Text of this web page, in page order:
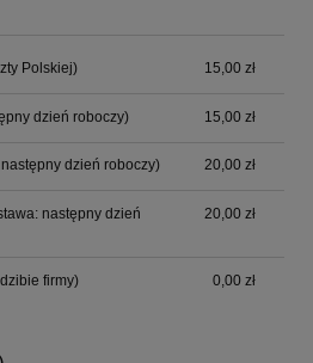
kosztów płatności
Polskiej) 15,00 zł
dzień roboczy) 15,00 zł
dzień roboczy) 20,00 zł
następny dzień
20,00 zł
firmy) 0,00 zł